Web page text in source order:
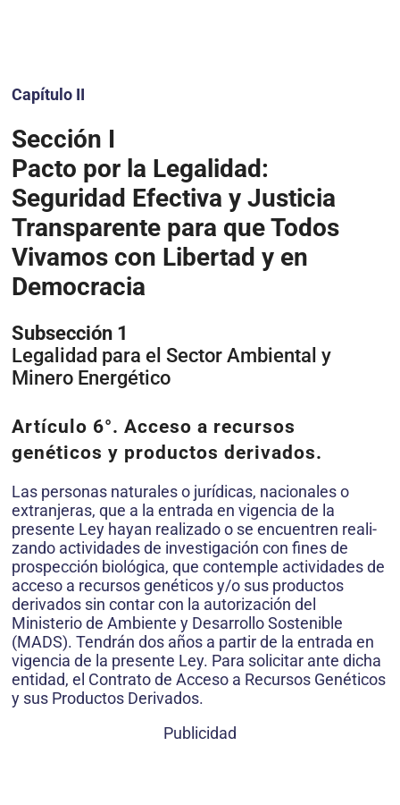
Capítulo II
Sección I
Pacto por la Legalidad:
Seguridad Efectiva y Justicia
Transparente para que Todos
Vivamos con Libertad y en
Democracia
Subsección 1
Legalidad para el Sector Ambiental y
Minero Energético
Artículo 6°. Acceso a recursos
genéticos y productos derivados.
Las personas naturales o jurídicas, nacionales o
extranjeras, que a la entrada en vigencia de la
presente Ley hayan realizado o se encuentren reali­
zando actividades de investigación con fines de
prospección biológica, que contemple actividades de
acceso a recursos genéticos y/o sus pro­ductos
derivados sin contar con la autorización del
Ministerio de Am­biente y Desarrollo Sostenible
(MADS). Tendrán dos años a partir de la entrada en
vigencia de la presente Ley. Para solicitar ante dicha
entidad, el Contrato de Acceso a Recursos Genéticos
y sus Productos Derivados.
Publicidad